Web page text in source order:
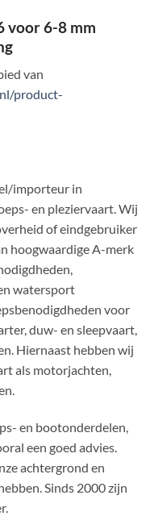
voor 6-8 mm
van
product-
importeur in
en pleziervaart. Wij
of eindgebruiker
hoogwaardige A-merk
watersport
voor
duw- en sleepvaart,
Hiernaast hebben wij
als motorjachten,
en bootonderdelen,
een goed advies.
achtergrond en
Sinds 2000 zijn